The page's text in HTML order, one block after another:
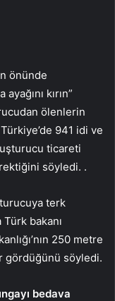
önünde
kırın”
ölenlerin
941 idi ve
ticareti
söyledi. .
terk
bakanı
250 metre
gördüğünü söyledi.
bedava